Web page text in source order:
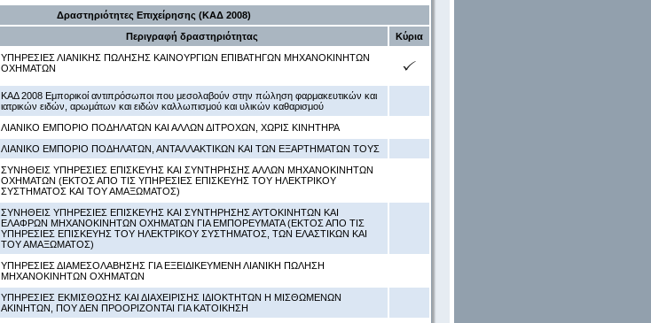
Δραστηριότητες Επιχείρησης (ΚΑΔ 2008)
Περιγραφή δραστηριότητας
Κύρια
ΥΠΗΡΕΣΙΕΣ ΛΙΑΝΙΚΗΣ ΠΩΛΗΣΗΣ ΚΑΙΝΟΥΡΓΙΩΝ ΕΠΙΒΑΤΗΓΩΝ ΜΗΧΑΝΟΚΙΝΗΤΩΝ
ΟΧΗΜΑΤΩΝ
ΚΑΔ 2008 Εμπορικοί αντιπρόσωποι που μεσολαβούν στην πώληση φαρμακευτικών και
ιατρικών ειδών, αρωμάτων και ειδών καλλωπισμού και υλικών καθαρισμού
ΛΙΑΝΙΚΟ ΕΜΠΟΡΙΟ ΠΟΔΗΛΑΤΩΝ ΚΑΙ ΑΛΛΩΝ ΔΙΤΡΟΧΩΝ, ΧΩΡΙΣ ΚΙΝΗΤΗΡΑ
ΛΙΑΝΙΚΟ ΕΜΠΟΡΙΟ ΠΟΔΗΛΑΤΩΝ, ΑΝΤΑΛΛΑΚΤΙΚΩΝ ΚΑΙ ΤΩΝ ΕΞΑΡΤΗΜΑΤΩΝ ΤΟΥΣ
ΣΥΝΗΘΕΙΣ ΥΠΗΡΕΣΙΕΣ ΕΠΙΣΚΕΥΗΣ ΚΑΙ ΣΥΝΤΗΡΗΣΗΣ ΑΛΛΩΝ ΜΗΧΑΝΟΚΙΝΗΤΩΝ
ΟΧΗΜΑΤΩΝ (ΕΚΤΟΣ ΑΠΟ ΤΙΣ ΥΠΗΡΕΣΙΕΣ ΕΠΙΣΚΕΥΗΣ ΤΟΥ ΗΛΕΚΤΡΙΚΟΥ
ΣΥΣΤΗΜΑΤΟΣ ΚΑΙ ΤΟΥ ΑΜΑΞΩΜΑΤΟΣ)
ΣΥΝΗΘΕΙΣ ΥΠΗΡΕΣΙΕΣ ΕΠΙΣΚΕΥΗΣ ΚΑΙ ΣΥΝΤΗΡΗΣΗΣ ΑΥΤΟΚΙΝΗΤΩΝ ΚΑΙ
ΕΛΑΦΡΩΝ ΜΗΧΑΝΟΚΙΝΗΤΩΝ ΟΧΗΜΑΤΩΝ ΓΙΑ ΕΜΠΟΡΕΥΜΑΤΑ (ΕΚΤΟΣ ΑΠΟ ΤΙΣ
ΥΠΗΡΕΣΙΕΣ ΕΠΙΣΚΕΥΗΣ ΤΟΥ ΗΛΕΚΤΡΙΚΟΥ ΣΥΣΤΗΜΑΤΟΣ, ΤΩΝ ΕΛΑΣΤΙΚΩΝ ΚΑΙ
ΤΟΥ ΑΜΑΞΩΜΑΤΟΣ)
ΥΠΗΡΕΣΙΕΣ ΔΙΑΜΕΣΟΛΑΒΗΣΗΣ ΓΙΑ ΕΞΕΙΔΙΚΕΥΜΕΝΗ ΛΙΑΝΙΚΗ ΠΩΛΗΣΗ
ΜΗΧΑΝΟΚΙΝΗΤΩΝ ΟΧΗΜΑΤΩΝ
ΥΠΗΡΕΣΙΕΣ ΕΚΜΙΣΘΩΣΗΣ ΚΑΙ ΔΙΑΧΕΙΡΙΣΗΣ ΙΔΙΟΚΤΗΤΩΝ Η ΜΙΣΘΩΜΕΝΩΝ
ΑΚΙΝΗΤΩΝ, ΠΟΥ ΔΕΝ ΠΡΟΟΡΙΖΟΝΤΑΙ ΓΙΑ ΚΑΤΟΙΚΗΣΗ